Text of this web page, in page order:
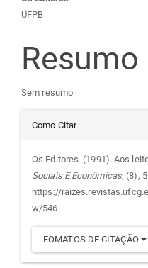
do
artigo
principal
UFPB
Resumo
Sem resumo
Detalhes
do
artigo
Como Citar
Os Editores. (1991). Aos
Sociais E Econômicas, (8),
https://
w/546
FOMATOS DE CITAÇÃO